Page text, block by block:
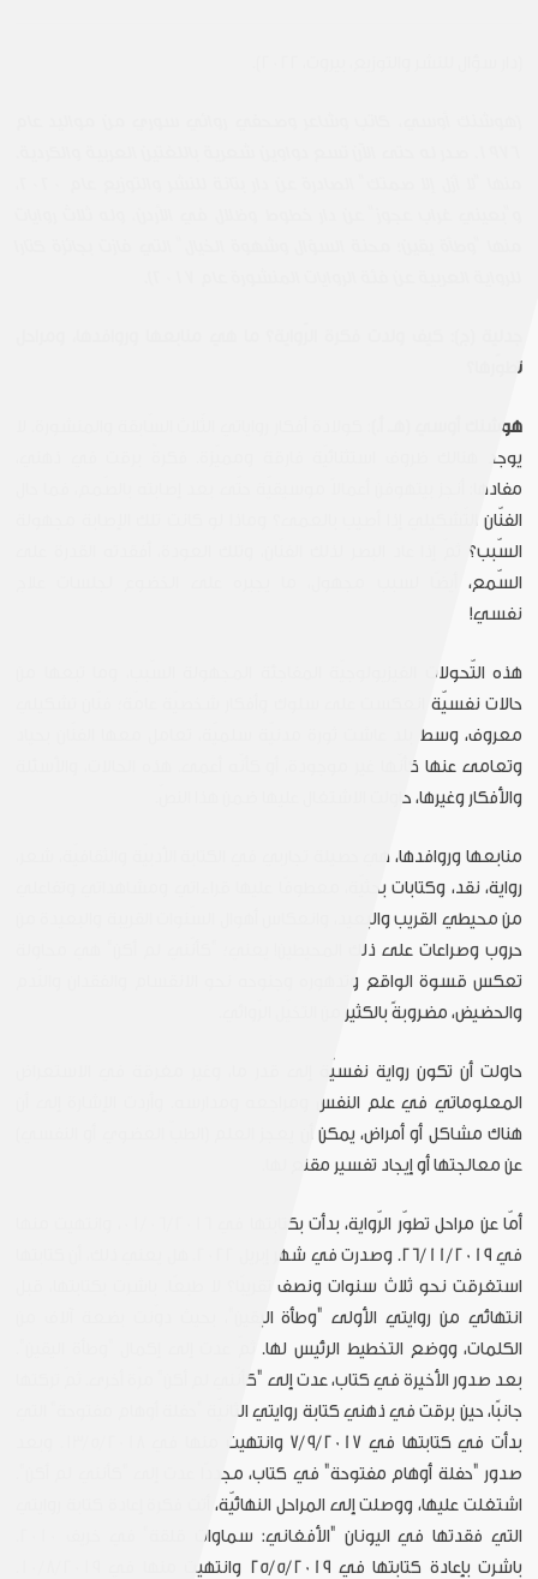
تطوّرها؟
هوشنك أوسي (هـ. أ.)
يوجد هنالك ظروف استثنائيّة فارقة ومميّزة. فكرةٌ برقت في ذهني،
مفادها: أنجز بيتهوفن أعمالاً موسيقيّة حتّى بعد إصابته بالصّمم، فما حال
الفنّان التّشكيلي إذا أصيب بالعمى؟ وماذا لو كانت تلك الإصابة مجهولة
السّبب؟ ثمّ إذا عاد البصر لذلك الفنّان، وتلك العودة، أفقدته القدرة على
السّمع، أيضًا لسبب مجهول، ما يجبره على الخضوع لجلسات علاج
نفسي!
هذه التّحولات الفيزيولوجيّة المفاجئة المجهولة السّبب، وما تبعها من
حالات نفسيّة انعكست على سلوك وأفكار شخصيّة عامّة؛ فنّان تشكيلي
معروف، وسط بلد عاشت ثورة مدنيّة سلميّة، تعامل معها الفنّان بحياد
وتعامى عنها كأنّها غير موجودة، أو كأنّه أعمى. هذه الحالات، والأسئلة
والأفكار وغيرها، حاولت الاشتغال عليها ضمن هذا النصّ.
منابعها وروافدها، هي حصيلة تجاربي في الكتابة الأدبيّة والثقافيّة، شعر،
رواية، نقد، وكتابات بحثيّة، معطوفًا عليها قراءاتي ومشاهداتي وتفاعلي
من محيطي القريب والبعيد، وانعكاس أهوال السّنوات القريبة والبعيدة من
حروب وصراعات على ذلك المحيطين! يعني؛ "كأنّني لم أكن" هي محاولة
تعكس قسوة الواقع وتدهوره وجنوحه نحو الانقسام والفقدان والنّدم
والحضيض، مضروبةً بالكثير من التخيّل الرّوائي.
حاولت أن تكون رواية نفسيّة إلى قدر ما، وغير مغرقة في الاستعراض
المعلوماتي في علم النفس ومراجعه ومدارسه. وأردت الإشارة إلى أن
هناك مشاكل أو أمراض، يمكن أن يعجز العلم (الطبّ العضوي أو النفسي)
عن معالجتها أو إيجاد تفسير مقنع لها.
استغرقت نحو ثلاث سنوات ونصف تقريبًا؟ لا طبعًا. باشرت بكتابتها، قبل
انتهائي من روايتي الأولى "وطأة اليقين"، بحيث دوّنت بضعة آلاف من
الكلمات، ووضع التخطيط الرئيس لها. ثمّ عدت إلى إكمال "وطأة اليقين".
بعد صدور الأخيرة في كتاب، عدت إلى "كأنّني لم أكن" مرّة أخرى. ثمّ تركتها
جانبًا، حين برقت في ذهني كتابة روايتي الثانيّة "حفلة أوهام مفتوحة" التي
صدور "حفلة أوهام مفتوحة" في كتاب، مجددًا عدت إلى "كأنني لم أكن".
اشتغلت عليها، ووصلت إلى المراحل النهائيّة، أتت فكرة إعادة كتابة روايتي